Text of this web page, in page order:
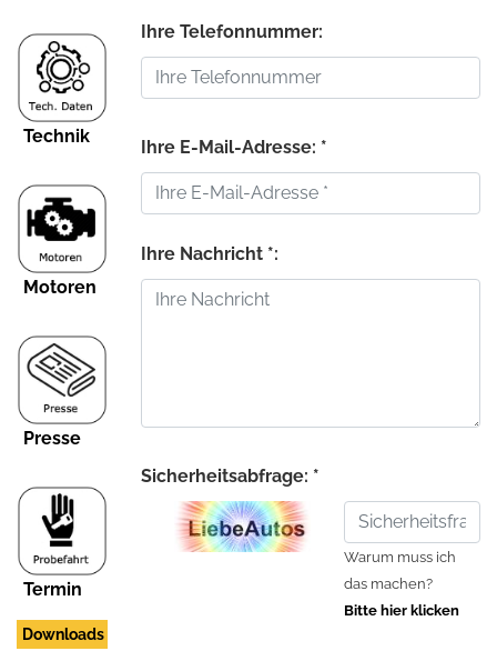
Technik
Motoren
Presse
Termin
Downloads
Ihre Telefonnummer:
Ihre E-Mail-Adresse: *
Ihre Nachricht *:
Sicherheitsabfrage: *
Warum muss ich
das machen?
Bitte hier klicken